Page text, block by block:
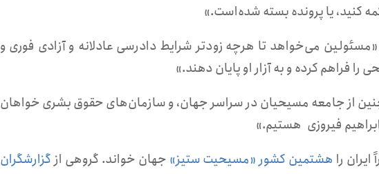
کنید، یا پرونده بسته شده‌است.»
می‌خواهد تا هرچه زودتر شرایط دادرسی عادلانه و آزادی فوری و
فراهم کرده و به آزار او پایان دهند.»
از جامعه مسیحیان در سراسر جهان، و سازمان‌های حقوق بشری خواهان
فیروزی هستیم.»
را هشتمین کشور «مسیحیت ستیز» جهان خواند. گروهی ازگزارشگران